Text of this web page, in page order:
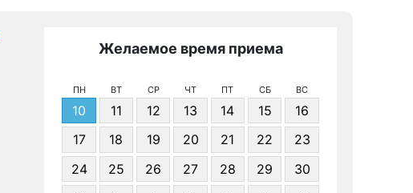
Желаемое время приема
ПН ВТ СР ЧТ ПТ СБ ВС
10 11 12 13 14 15
16
17
18 19 20 21 22
23
24
25 26 27 28 29
30